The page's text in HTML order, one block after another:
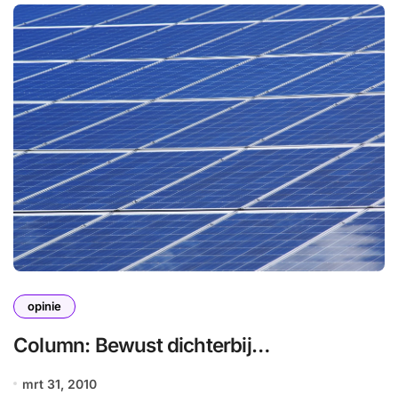
opinie
Column: Bewust dichterbij…
mrt 31, 2010